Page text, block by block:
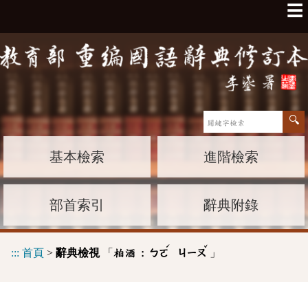
☰
基本檢索 進階檢索
部首索引 辭典附錄
::: 首頁 > 辭典檢視「 柏酒 : ㄅㄛ
ˊ
ㄐㄧㄡ
ˇ
」